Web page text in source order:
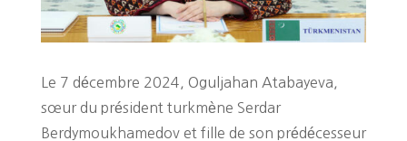
Le 7 décembre 2024, Oguljahan Atabayeva,
sœur du président turkmène Serdar
Berdymoukhamedov et fille de son prédécesseur